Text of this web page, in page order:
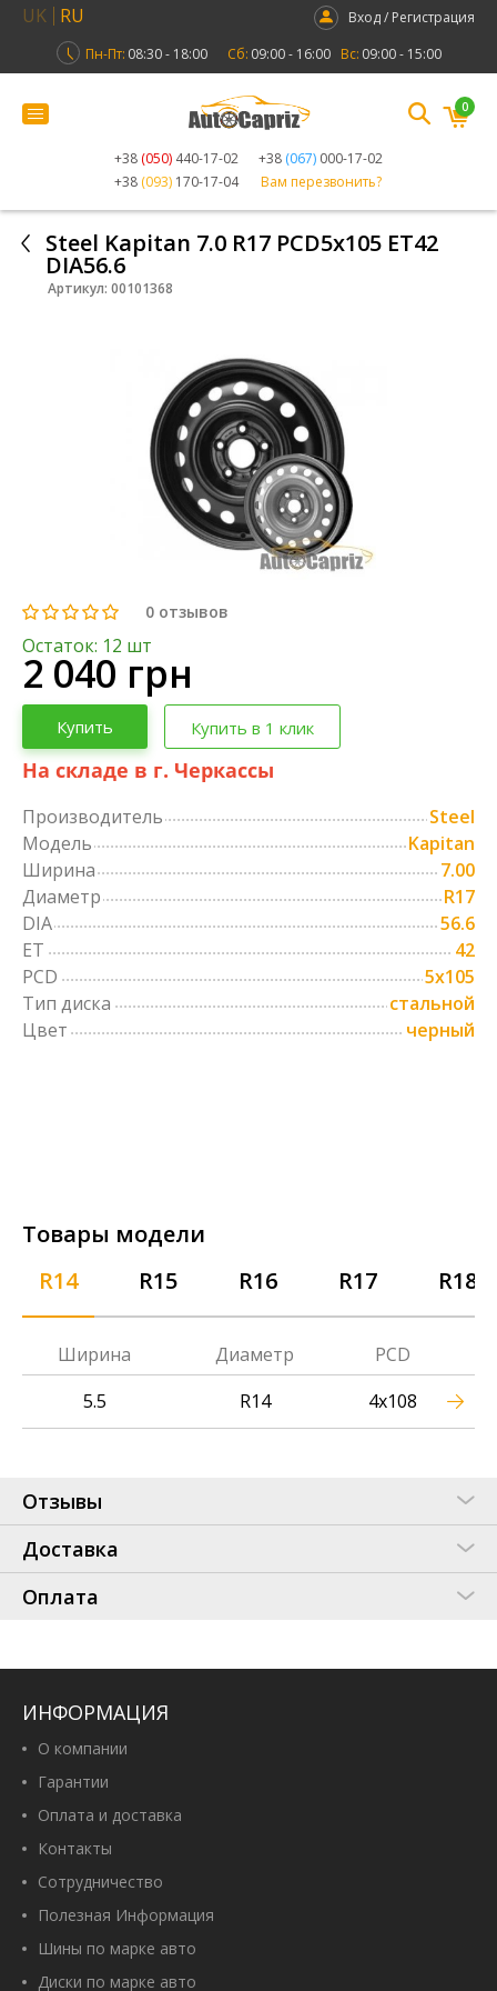
UK RU
Вход / Регистрация
Пн-Пт: 08:30 - 18:00 Сб: 09:00 - 16:00 Вс: 09:00 - 15:00
+38 (050) 440-17-02 +38 (067) 000-17-02
+38 (093) 170-17-04 Вам перезвонить?
0
Steel Kapitan 7.0 R17 PCD5x105 ET42
DIA56.6
Артикул: 00101368
0 отзывов
Остаток: 12 шт
2 040 грн
Купить Купить в 1 клик
На складе в г. Черкассы
Производитель
Steel
Модель
Kapitan
Ширина
7.00
Диаметр
R17
DIA
56.6
ET
42
PCD
5x105
Тип диска
стальной
Цвет
черный
Товары модели
R14
R15 R16 R17 R18
Ширина Диаметр
PCD
5.5
R14 4x108
Отзывы
Доставка
Оплата
ИНФОРМАЦИЯ
О компании
Гарантии
Оплата и доставка
Контакты
Сотрудничество
Полезная Информация
Шины по марке авто
Диски по марке авто